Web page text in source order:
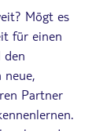
Mögt es
für einen
den
neue,
Partner